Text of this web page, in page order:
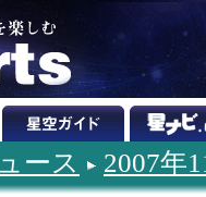
ース 2007年